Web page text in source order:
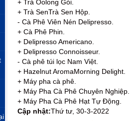
+ Trà Oolong Gói.
+ Trà SenTrà Sen Hộp.
- Cà Phê Viên Nén Delipresso.
+ Cà Phê Phin.
+ Delipresso Americano.
+ Delipresso Connoisseur.
- Cà phê túi lọc Nam Việt.
+ Hazelnut AromaMorning Delight.
+ Máy pha cà phê.
+ Máy Pha Cà Phê Chuyên Nghiệp.
+ Máy Pha Cà Phê Hạt Tự Động.
Cập nhật:Thứ tư, 30-3-2022